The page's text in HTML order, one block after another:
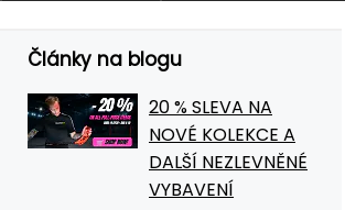
Články na blogu
20 % SLEVA NA
NOVÉ KOLEKCE A
DALŠÍ NEZLEVNĚNÉ
VYBAVENÍ